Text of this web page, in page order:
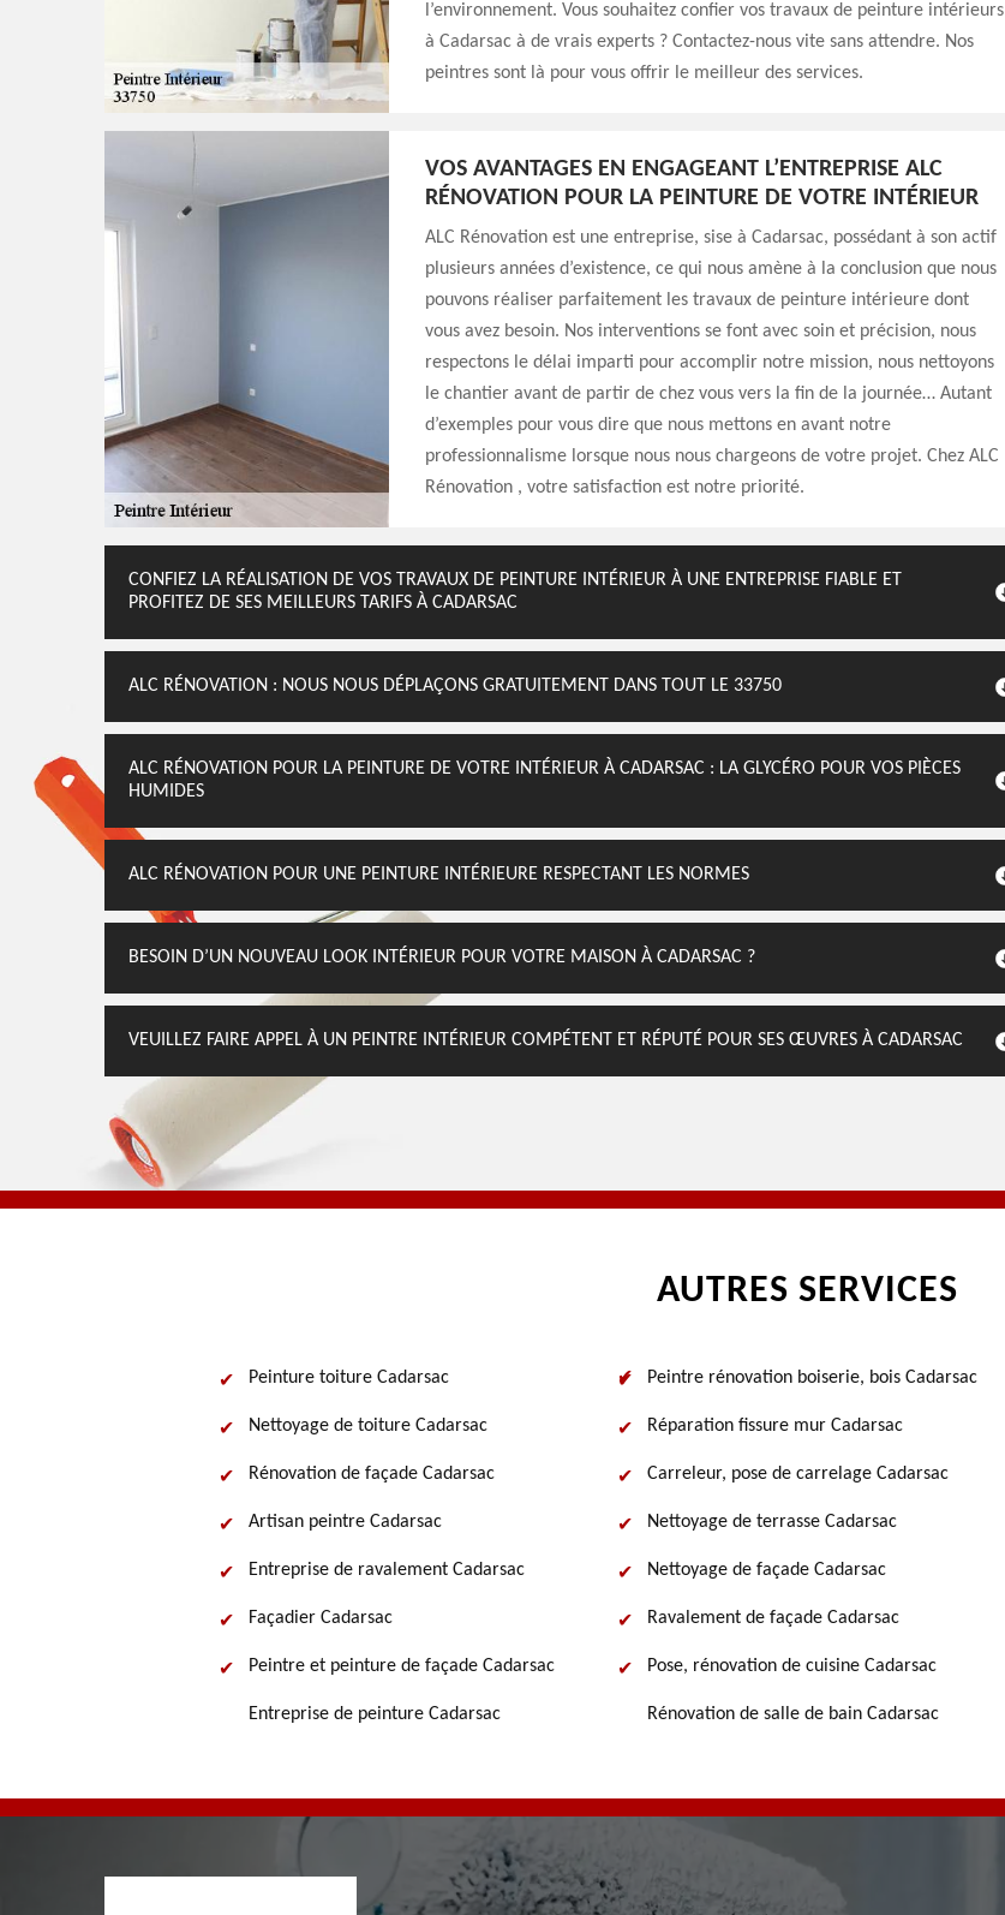
l’environnement. Vous souhaitez confier vos travaux de peinture intérieurs
à Cadarsac à de vrais experts ? Contactez-nous vite sans attendre. Nos
peintres sont là pour vous offrir le meilleur des services.
VOS AVANTAGES EN ENGAGEANT L’ENTREPRISE ALC
RÉNOVATION POUR LA PEINTURE DE VOTRE INTÉRIEUR
ALC Rénovation est une entreprise, sise à Cadarsac, possédant à son actif
plusieurs années d’existence, ce qui nous amène à la conclusion que nous
pouvons réaliser parfaitement les travaux de peinture intérieure dont
vous avez besoin. Nos interventions se font avec soin et précision, nous
respectons le délai imparti pour accomplir notre mission, nous nettoyons
le chantier avant de partir de chez vous vers la fin de la journée… Autant
d’exemples pour vous dire que nous mettons en avant notre
professionnalisme lorsque nous nous chargeons de votre projet. Chez ALC
Rénovation , votre satisfaction est notre priorité.
CONFIEZ LA RÉALISATION DE VOS TRAVAUX DE PEINTURE INTÉRIEUR À UNE ENTREPRISE FIABLE ET
PROFITEZ DE SES MEILLEURS TARIFS À CADARSAC
ALC RÉNOVATION : NOUS NOUS DÉPLAÇONS GRATUITEMENT DANS TOUT LE 33750
ALC RÉNOVATION POUR LA PEINTURE DE VOTRE INTÉRIEUR À CADARSAC : LA GLYCÉRO POUR VOS PIÈCES
HUMIDES
ALC RÉNOVATION POUR UNE PEINTURE INTÉRIEURE RESPECTANT LES NORMES
BESOIN D’UN NOUVEAU LOOK INTÉRIEUR POUR VOTRE MAISON À CADARSAC ?
VEUILLEZ FAIRE APPEL À UN PEINTRE INTÉRIEUR COMPÉTENT ET RÉPUTÉ POUR SES ŒUVRES À CADARSAC
AUTRES SERVICES
Peinture toiture Cadarsac
Nettoyage de toiture Cadarsac
Rénovation de façade Cadarsac
Artisan peintre Cadarsac
Entreprise de ravalement Cadarsac
Façadier Cadarsac
Peintre et peinture de façade Cadarsac
Entreprise de peinture Cadarsac
Peintre rénovation boiserie, bois Cadarsac
Réparation fissure mur Cadarsac
Carreleur, pose de carrelage Cadarsac
Nettoyage de terrasse Cadarsac
Nettoyage de façade Cadarsac
Ravalement de façade Cadarsac
Pose, rénovation de cuisine Cadarsac
Rénovation de salle de bain Cadarsac